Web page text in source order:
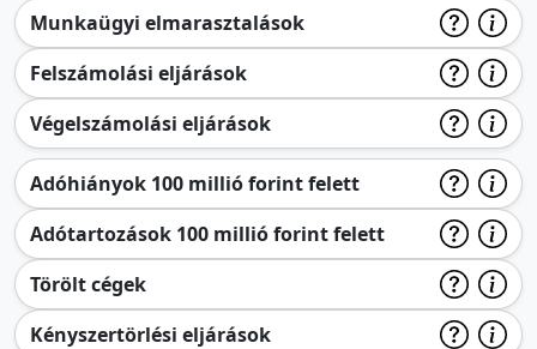
Munkaügyi elmarasztalások
Felszámolási eljárások
Végelszámolási eljárások
Adóhiányok 100 millió forint felett
Adótartozások 100 millió forint felett
Törölt cégek
Kényszertörlési eljárások